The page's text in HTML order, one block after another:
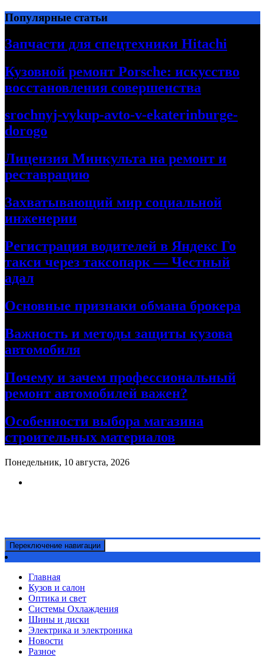
Перейти
к
содержимому
Популярные статьи
Запчасти для спецтехники Hitachi
Кузовной ремонт Porsche: искусство
восстановления совершенства
srochnyj-vykup-avto-v-ekaterinburge-
dorogo
Лицензия Минкульта на ремонт и
реставрацию
Захватывающий мир социальной
инженерии
Регистрация водителей в Яндекс Го
такси через таксопарк — Честный
адал
Основные признаки обмана брокера
Важность и методы защиты кузова
автомобиля
Почему и зачем профессиональный
ремонт автомобилей важен?
Особенности выбора магазина
строительных материалов
Понедельник, 10 августа, 2026
Переключение навигации
Главная
Кузов и салон
Оптика и свет
Системы Охлаждения
Шины и диски
Электрика и электроника
Новости
Разное